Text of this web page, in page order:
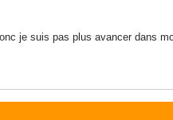
je suis pas plus avancer dans